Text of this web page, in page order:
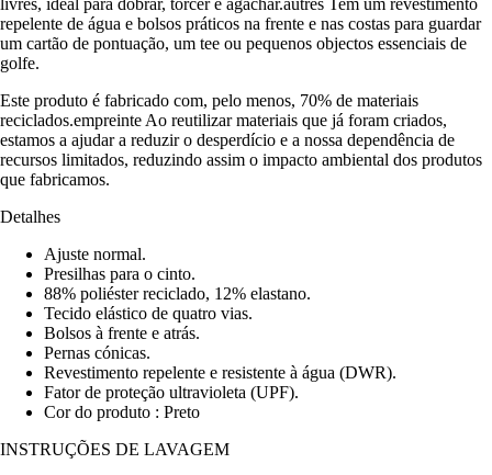
repelente de água e bolsos práticos na frente e nas costas para guardar
um cartão de pontuação, um tee ou pequenos objectos essenciais de
golfe.
Este produto é fabricado com, pelo menos, 70% de materiais
reciclados.empreinte Ao reutilizar materiais que já foram criados,
estamos a ajudar a reduzir o desperdício e a nossa dependência de
recursos limitados, reduzindo assim o impacto ambiental dos produtos
que fabricamos.
Detalhes
Ajuste normal.
Presilhas para o cinto.
88% poliéster reciclado, 12% elastano.
Tecido elástico de quatro vias.
Bolsos à frente e atrás.
Pernas cónicas.
Revestimento repelente e resistente à água (DWR).
Fator de proteção ultravioleta (UPF).
Cor do produto : Preto
INSTRUÇÕES DE LAVAGEM